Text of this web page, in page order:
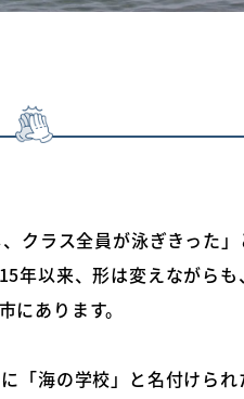
クラス全員が泳ぎきった」
年以来、形は変えながら
あります。
「海の学校」と名付けられ